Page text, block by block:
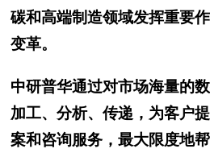
碳和高端制造领域发挥重要
变革。
中研普华通过对市场海量的
加工、分析、传递，为客户
案和咨询服务，最大限度地